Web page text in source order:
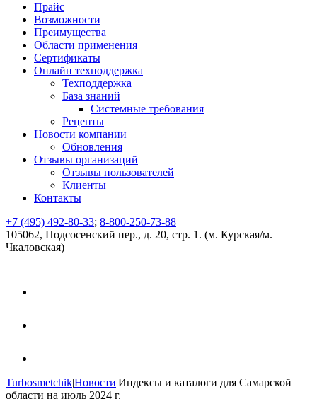
Прайс
Возможности
Преимущества
Области применения
Сертификаты
Онлайн техподдержка
Техподдержка
База знаний
Системные требования
Рецепты
Новости компании
Обновления
Отзывы организаций
Отзывы пользователей
Клиенты
Контакты
+7 (495) 492-80-33; 8-800-250-73-88
105062, Подсосенский пер., д. 20, стр. 1. (м. Курская/м.
Чкаловская)
Turbosmetchik|Новости|Индексы и каталоги для Самарской
области на июль 2024 г.